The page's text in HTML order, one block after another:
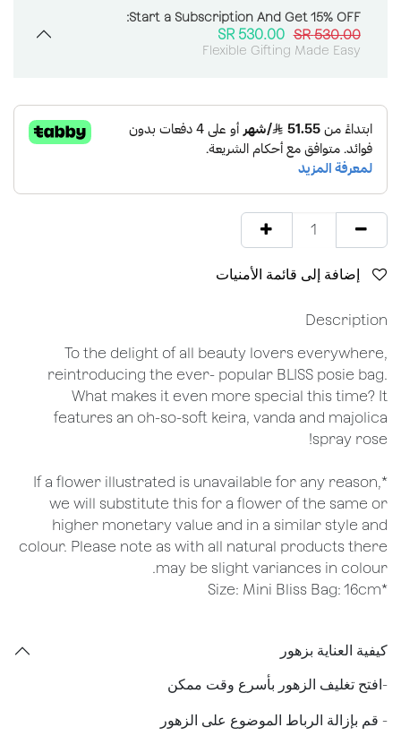
Start a Subscription And Get 15% OFF:
530.00
SR
530.00
SR
Flexible Gifting Made Easy
Description
To the delight of all beauty lovers everywhere,
reintroducing the ever- popular BLISS posie bag.
What makes it even more special this time? It
features an oh-so-soft keira, vanda and majolica
spray rose!
*If a flower illustrated is unavailable for any reason,
we will substitute this for a flower of the same or
higher monetary value and in a similar style and
colour. Please note as with all natural products there
may be slight variances in colour.
*Size: Mini Bliss Bag: 16cm
كيفية العناية بزهور
​-افتح تغليف الزهور بأسرع وقت ممكن
- قم بإزالة الرباط الموضوع على الزهور